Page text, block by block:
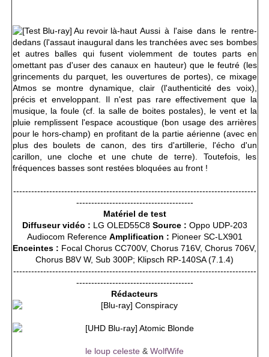
Aussi à l'aise dans le rentre-
dedans (l'assaut inaugural dans les tranchées avec ses bombes
et autres balles qui fusent violemment de toutes parts en
omettant pas d'user des canaux en hauteur) que le feutré (les
grincements du parquet, les ouvertures de portes), ce mixage
Atmos se montre dynamique, clair (l'authenticité des voix),
précis et enveloppant. Il n'est pas rare effectivement que la
musique, la foule (cf. la salle de boites postales), le vent et la
pluie remplissent l'espace acoustique (bon usage des arrières
pour le hors-champ) en profitant de la partie aérienne (avec en
plus des boulets de canon, des tirs d'artillerie, l'écho d'un
carillon, une cloche et une chute de terre). Toutefois, les
fréquences basses sont restées bloquées au front !
---------------------------------------------------------------------------------
---------------------------------------
Matériel de test
Diffuseur vidéo : LG OLED55C8 Source : Oppo UDP-203
Audiocom Reference Amplification : Pioneer SC-LX901
Enceintes : Focal Chorus CC700V, Chorus 716V, Chorus 706V,
Chorus B8V W, Sub 300P; Klipsch RP-140SA (7.1.4)
---------------------------------------------------------------------------------
---------------------------------------
Rédacteurs
le loup celeste & WolfWife